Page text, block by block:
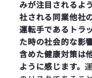
みが注目されるよ
社される同業他社
運転手であるトラ
た時の社会的な影
含めた健康対策は
ように感じます。